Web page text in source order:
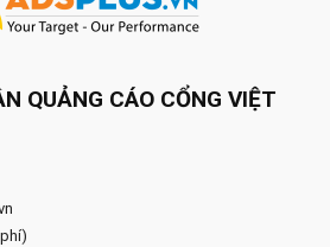
QUẢNG CÁO CỔNG VIỆT